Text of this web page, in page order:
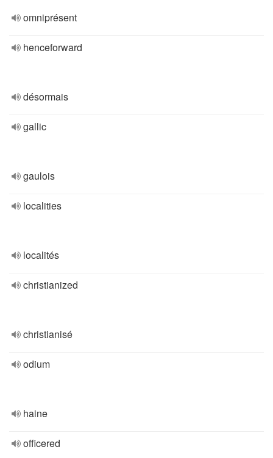
omniprésent
henceforward
désormais
gallic
gaulois
localities
localités
christianized
christianisé
odium
haine
officered